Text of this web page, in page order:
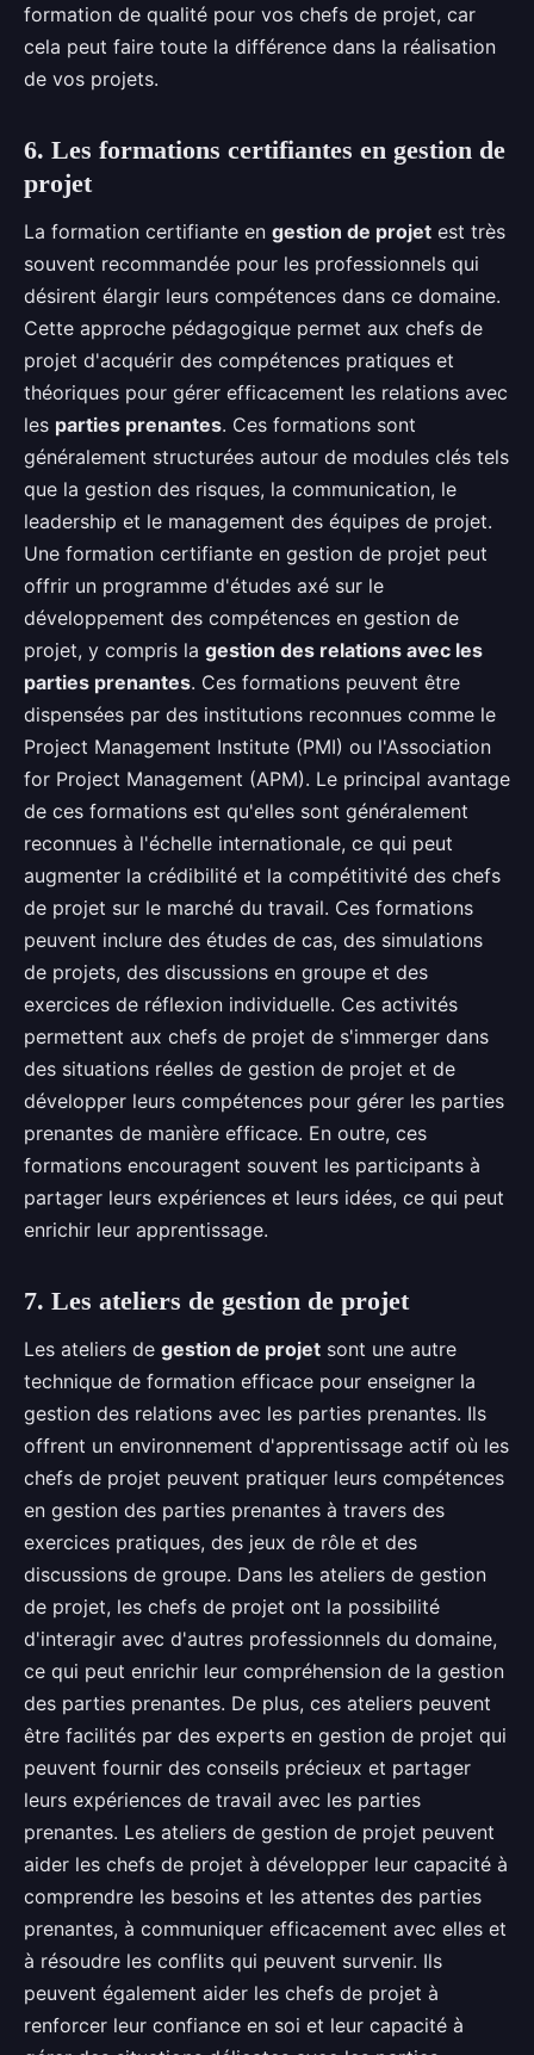
formation de qualité pour vos chefs de projet, car
cela peut faire toute la différence dans la réalisation
de vos projets.
6. Les formations certifiantes en gestion de
projet
La formation certifiante en gestion de projet est très
souvent recommandée pour les professionnels qui
désirent élargir leurs compétences dans ce domaine.
Cette approche pédagogique permet aux chefs de
projet d'acquérir des compétences pratiques et
théoriques pour gérer efficacement les relations avec
les parties prenantes. Ces formations sont
généralement structurées autour de modules clés tels
que la gestion des risques, la communication, le
leadership et le management des équipes de projet.
Une formation certifiante en gestion de projet peut
offrir un programme d'études axé sur le
développement des compétences en gestion de
projet, y compris la gestion des relations avec les
parties prenantes. Ces formations peuvent être
dispensées par des institutions reconnues comme le
Project Management Institute (PMI) ou l'Association
for Project Management (APM). Le principal avantage
de ces formations est qu'elles sont généralement
reconnues à l'échelle internationale, ce qui peut
augmenter la crédibilité et la compétitivité des chefs
de projet sur le marché du travail. Ces formations
peuvent inclure des études de cas, des simulations
de projets, des discussions en groupe et des
exercices de réflexion individuelle. Ces activités
permettent aux chefs de projet de s'immerger dans
des situations réelles de gestion de projet et de
développer leurs compétences pour gérer les parties
prenantes de manière efficace. En outre, ces
formations encouragent souvent les participants à
partager leurs expériences et leurs idées, ce qui peut
enrichir leur apprentissage.
7. Les ateliers de gestion de projet
Les ateliers de gestion de projet sont une autre
technique de formation efficace pour enseigner la
gestion des relations avec les parties prenantes. Ils
offrent un environnement d'apprentissage actif où les
chefs de projet peuvent pratiquer leurs compétences
en gestion des parties prenantes à travers des
exercices pratiques, des jeux de rôle et des
discussions de groupe. Dans les ateliers de gestion
de projet, les chefs de projet ont la possibilité
d'interagir avec d'autres professionnels du domaine,
ce qui peut enrichir leur compréhension de la gestion
des parties prenantes. De plus, ces ateliers peuvent
être facilités par des experts en gestion de projet qui
peuvent fournir des conseils précieux et partager
leurs expériences de travail avec les parties
prenantes. Les ateliers de gestion de projet peuvent
aider les chefs de projet à développer leur capacité à
comprendre les besoins et les attentes des parties
prenantes, à communiquer efficacement avec elles et
à résoudre les conflits qui peuvent survenir. Ils
peuvent également aider les chefs de projet à
renforcer leur confiance en soi et leur capacité à